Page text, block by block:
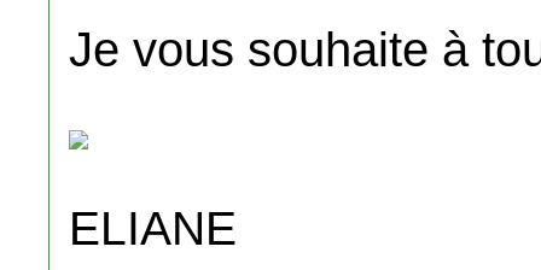
Je vous souhaite à
ELIANE